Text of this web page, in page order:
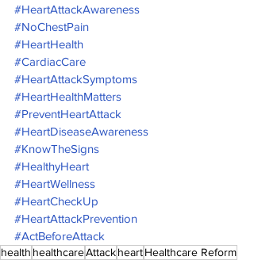
#HeartAttackAwareness
#NoChestPain
#HeartHealth
#CardiacCare
#HeartAttackSymptoms
#HeartHealthMatters
#PreventHeartAttack
#HeartDiseaseAwareness
#KnowTheSigns
#HealthyHeart
#HeartWellness
#HeartCheckUp
#HeartAttackPrevention
#ActBeforeAttack
health healthcareAttackheartHealthcare Reform